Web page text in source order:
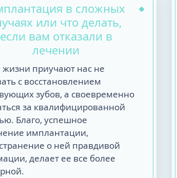
в сложных
или что делать,
если вам отказали в
лечении
жизни приучают нас не
с восстановлением
зубов, а своевременно
за квалифицированной
Благо, успешное
имплантации,
о ней правдивой
делает ее все более